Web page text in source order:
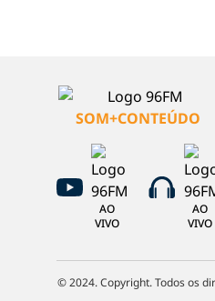
SOM+CONTEÚDO
AO
VIVO
AO
VIVO
© 2024. Copyright. Todos os